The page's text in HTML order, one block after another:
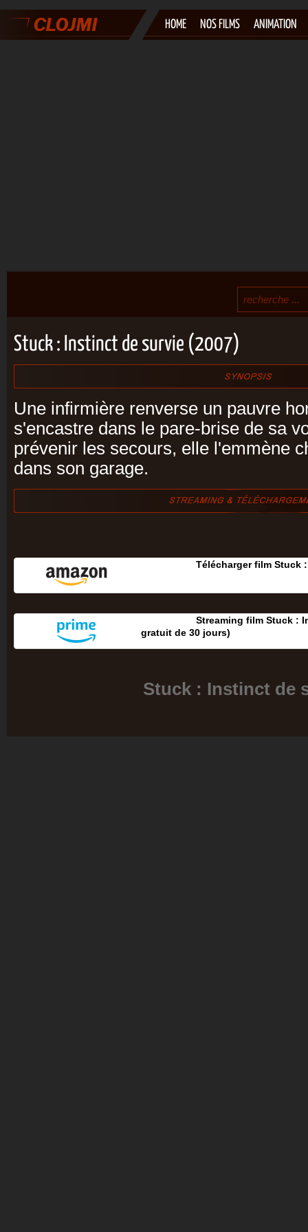
HOME NOS FILMS ANIMATION
Stuck : Instinct de survie (2007)
Une infirmière renverse un pauvre
s'encastre dans le pare-brise de sa
prévenir les secours, elle l'emmène
dans son garage.
Télécharger film Stuck
Streaming film Stuck :
gratuit de 30 jours‎)
Stuck : Instinct de